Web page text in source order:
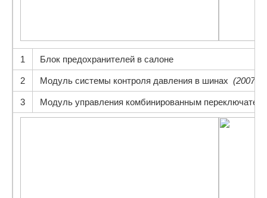
1 Блок предохранителей в салоне
2 Модуль системы контроля давления в шинах (2007-
3 Модуль управления комбинированным